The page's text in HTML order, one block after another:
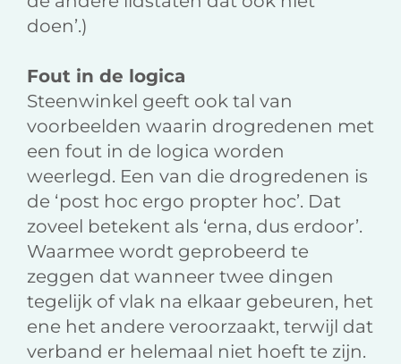
doen’.)
Fout in de logica
Steenwinkel geeft ook tal van
voorbeelden waarin drogredenen met
een fout in de logica worden
weerlegd. Een van die drogredenen is
de ‘post hoc ergo propter hoc’. Dat
zoveel betekent als ‘erna, dus erdoor’.
Waarmee wordt geprobeerd te
zeggen dat wanneer twee dingen
tegelijk of vlak na elkaar gebeuren, het
ene het andere veroorzaakt, terwijl dat
verband er helemaal niet hoeft te zijn.